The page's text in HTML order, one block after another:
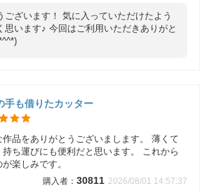
ございます！ 気に入っていただけたよう
思います♪ 今回はご利用いただきありがと
手も借りたカッター
作品をありがとうございまします。 薄くて
持ち運びにも便利だと思います。 これから
楽しみです。
30811 2026/08/01 14:57:37